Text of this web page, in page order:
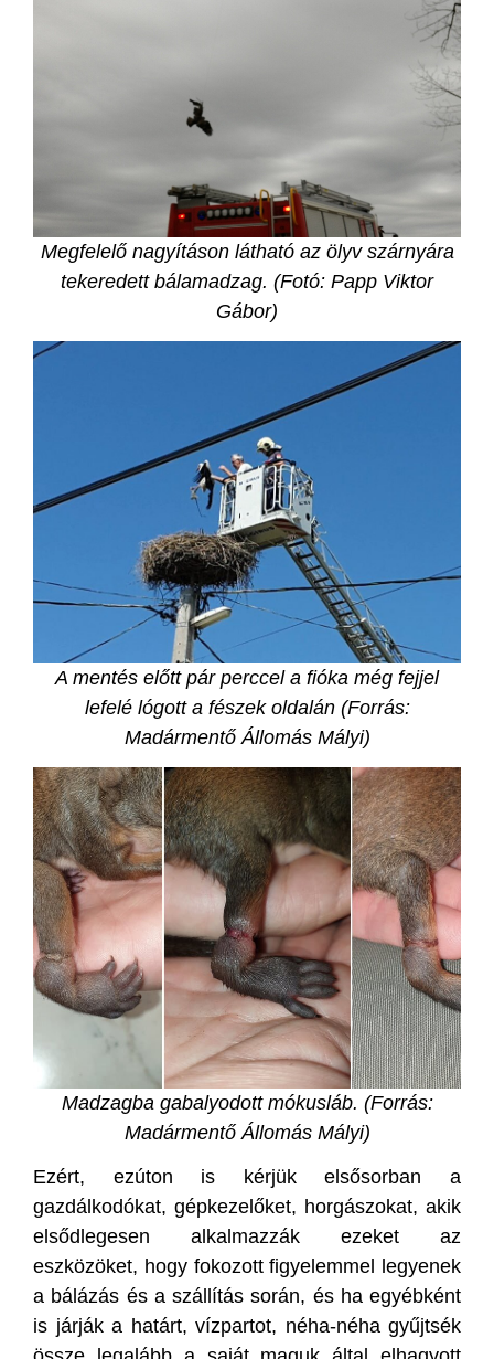
Megfelelő nagyításon látható az ölyv szárnyára
tekeredett bálamadzag. (Fotó: Papp Viktor
Gábor)
A mentés előtt pár perccel a fióka még fejjel
lefelé lógott a fészek oldalán (Forrás:
Madármentő Állomás Mályi)
Madzagba gabalyodott mókusláb. (Forrás:
Madármentő Állomás Mályi)
Ezért, ezúton is kérjük elsősorban a
gazdálkodókat, gépkezelőket, horgászokat, akik
elsődlegesen alkalmazzák ezeket az
eszközöket, hogy fokozott figyelemmel legyenek
a bálázás és a szállítás során, és ha egyébként
is járják a határt, vízpartot, néha-néha gyűjtsék